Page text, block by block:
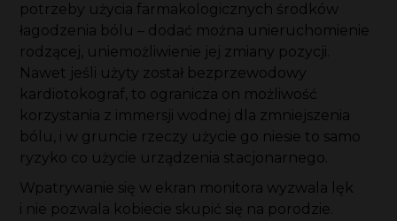
potrzeby użycia farmakologicznych środków
łagodzenia bólu – dodać można unieruchomienie
rodzącej, uniemożliwienie jej zmiany pozycji.
Nawet jeśli użyty został bezprzewodowy
kardiotokograf, to ogranicza on możliwość
korzystania z immersji wodnej dla zmniejszenia
bólu, i w gruncie rzeczy użycie go niesie to samo
ryzyko co użycie urządzenia stacjonarnego.
Wpatrywanie się w ekran monitora wyzwala lęk
i nie pozwala kobiecie skupić się na porodzie.